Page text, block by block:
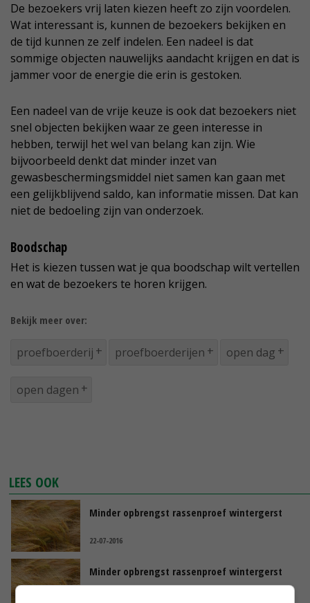
De bezoekers vrij laten kiezen heeft zo zijn voordelen.
Wat interessant is, kunnen de bezoekers bekijken en
de tijd kunnen ze zelf indelen. Een nadeel is dat
sommige objecten nauwelijks aandacht krijgen en dat is
jammer voor de energie die erin is gestoken.
Een nadeel van de vrije keuze is ook dat bezoekers niet
snel objecten bekijken waar ze geen interesse in
hebben, terwijl het wel van belang kan zijn. Wie
bijvoorbeeld denkt dat minder inzet van
gewasbeschermingsmiddel niet samen kan gaan met
een gelijkblijvend saldo, kan informatie missen. Dat kan
niet de bedoeling zijn van onderzoek.
Boodschap
Het is kiezen tussen wat je qua boodschap wilt vertellen
en wat de bezoekers te horen krijgen.
Bekijk meer over:
proefboerderij proefboerderijen open dag
open dagen
LEES OOK
Minder opbrengst rassenproef wintergerst
22-07-2016
Minder opbrengst rassenproef wintergerst